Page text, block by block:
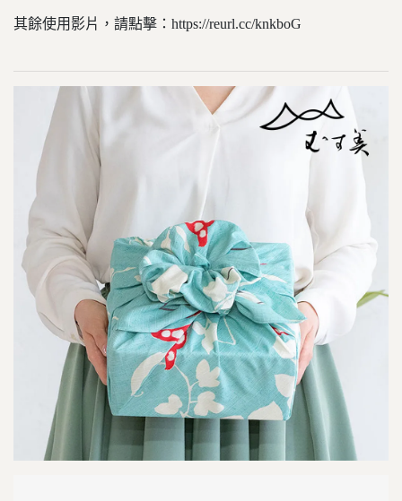
其餘使用影片，請點擊：https://reurl.cc/knkboG